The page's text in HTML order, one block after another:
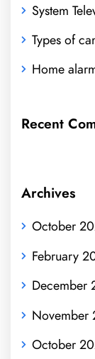
System
Types of
Home
Recent
Archives
October
February
December
November
October